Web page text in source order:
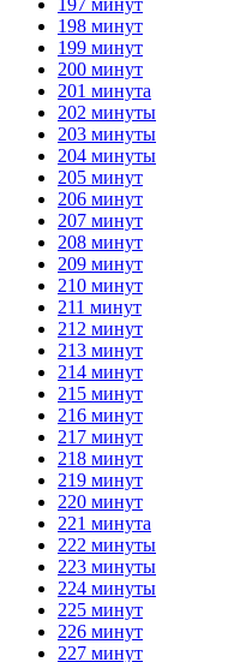
198 минут
199 минут
200 минут
201 минута
202 минуты
203 минуты
204 минуты
205 минут
206 минут
207 минут
208 минут
209 минут
210 минут
211 минут
212 минут
213 минут
214 минут
215 минут
216 минут
217 минут
218 минут
219 минут
220 минут
221 минута
222 минуты
223 минуты
224 минуты
225 минут
226 минут
227 минут